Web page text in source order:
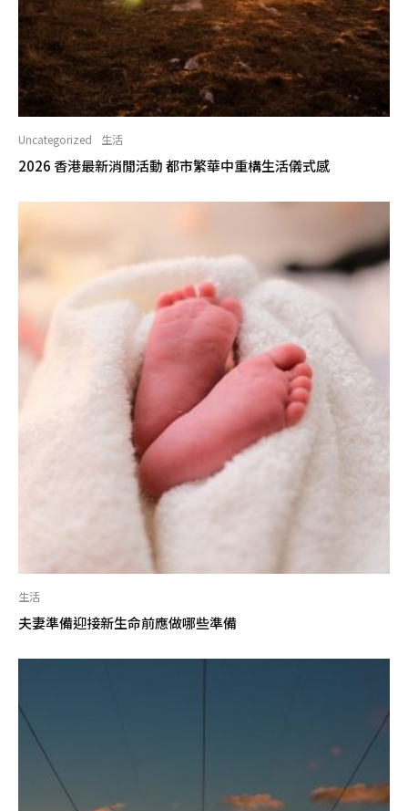
Uncategorized 生活
2026 香港最新消閒活動 都市繁華中重構生活儀式感
生活
夫妻準備迎接新生命前應做哪些準備